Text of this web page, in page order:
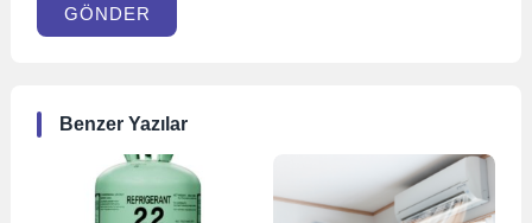
GÖNDER
Benzer Yazılar